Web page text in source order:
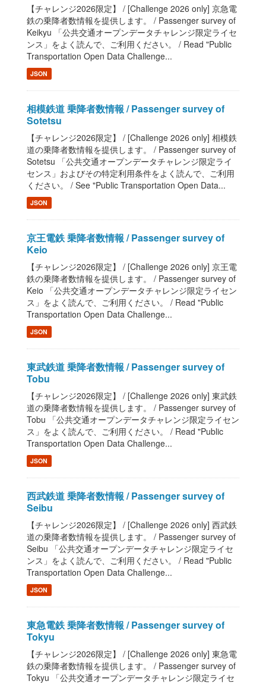
【チャレンジ2026限定】 / [Challenge 2026 only] 京急電
鉄の乗降者数情報を提供します。 / Passenger survey of
Keikyu 「公共交通オープンデータチャレンジ限定ライセ
ンス」をよく読んで、ご利用ください。 / Read "Public
Transportation Open Data Challenge...
JSON
相模鉄道 乗降者数情報 / Passenger survey of
Sotetsu
【チャレンジ2026限定】 / [Challenge 2026 only] 相模鉄
道の乗降者数情報を提供します。 / Passenger survey of
Sotetsu 「公共交通オープンデータチャレンジ限定ライ
センス」およびその特定利用条件をよく読んで、ご利用
ください。 / See "Public Transportation Open Data...
JSON
京王電鉄 乗降者数情報 / Passenger survey of
Keio
【チャレンジ2026限定】 / [Challenge 2026 only] 京王電
鉄の乗降者数情報を提供します。 / Passenger survey of
Keio 「公共交通オープンデータチャレンジ限定ライセン
ス」をよく読んで、ご利用ください。 / Read "Public
Transportation Open Data Challenge...
JSON
東武鉄道 乗降者数情報 / Passenger survey of
Tobu
【チャレンジ2026限定】 / [Challenge 2026 only] 東武鉄
道の乗降者数情報を提供します。 / Passenger survey of
Tobu 「公共交通オープンデータチャレンジ限定ライセン
ス」をよく読んで、ご利用ください。 / Read "Public
Transportation Open Data Challenge...
JSON
西武鉄道 乗降者数情報 / Passenger survey of
Seibu
【チャレンジ2026限定】 / [Challenge 2026 only] 西武鉄
道の乗降者数情報を提供します。 / Passenger survey of
Seibu 「公共交通オープンデータチャレンジ限定ライセ
ンス」をよく読んで、ご利用ください。 / Read "Public
Transportation Open Data Challenge...
JSON
東急電鉄 乗降者数情報 / Passenger survey of
Tokyu
【チャレンジ2026限定】 / [Challenge 2026 only] 東急電
鉄の乗降者数情報を提供します。 / Passenger survey of
Tokyu 「公共交通オープンデータチャレンジ限定ライセ